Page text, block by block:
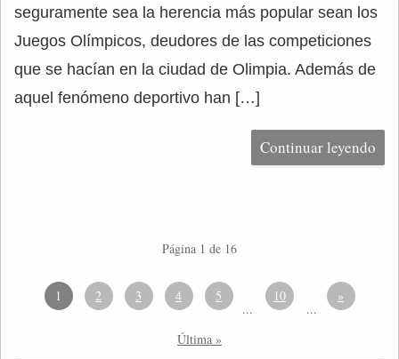
seguramente sea la herencia más popular sean los
Juegos Olímpicos, deudores de las competiciones
que se hacían en la ciudad de Olimpia. Además de
aquel fenómeno deportivo han […]
Continuar leyendo
Página 1 de 16
1 2 3 4 5
...
10
...
»
Última »